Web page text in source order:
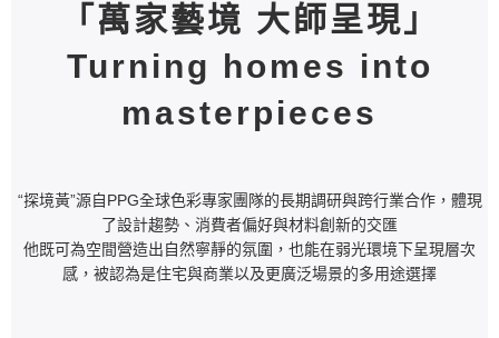
「萬家藝境 大師呈現」
Turning homes into
masterpieces
“探境黃”源自PPG全球色彩專家團隊的長期調研與跨行業合作，體現
了設計趨勢、消費者偏好與材料創新的交匯
他既可為空間營造出自然寧靜的氛圍，也能在弱光環境下呈現層次
感，被認為是住宅與商業以及更廣泛場景的多用途選擇